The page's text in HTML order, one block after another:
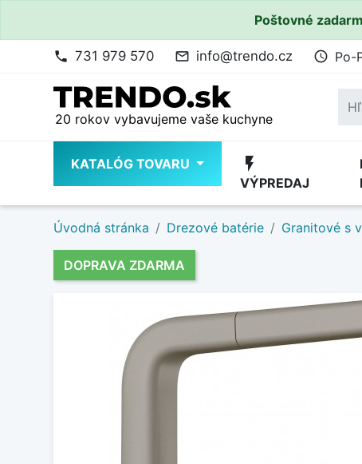
Poštovné
phone 731 979 570 mail_outline info@trendo.cz access_time Po-
20 rokov vybavujeme vaše kuchyne
KATALÓG TOVARU flash_on
VÝPREDAJ
Úvodná stránka Drezové batérie Granitové s
DOPRAVA ZDARMA